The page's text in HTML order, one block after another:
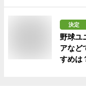
決定
野球ユ
アなど
すめは